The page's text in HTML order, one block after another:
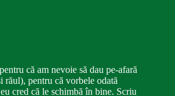
că am nevoie să dau pe-afară
răul), pentru că vorbele odată
cred că le schimbă în bine. Scriu